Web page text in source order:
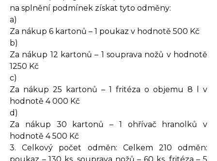
na splnění podmínek získat tyto odměny:
a)
Za nákup 6 kartonů – 1 poukaz v hodnotě 500 Kč
b)
Za nákup 12 kartonů – 1 souprava nožů v hodnotě
1250 Kč
c)
Za nákup 25 kartonů – 1 fritéza o objemu 8 l v
hodnotě 4 000 Kč
d)
Za nákup 30 kartonů – 1 ohřívač hranolků v
hodnotě 4 500 Kč
3. Celkový počet odměn: Celkem 210 odměn: